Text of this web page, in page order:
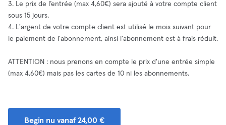
3. Le prix de l’entrée (max 4,60€) sera ajouté à votre compte client
sous 15 jours.
4. L'argent de votre compte client est utilisé le mois suivant pour
le paiement de l'abonnement, ainsi l'abonnement est à frais réduit.
ATTENTION : nous prenons en compte le prix d'une entrée simple
(max 4,60€) mais pas les cartes de 10 ni les abonnements.
Begin nu vanaf 24,00 €